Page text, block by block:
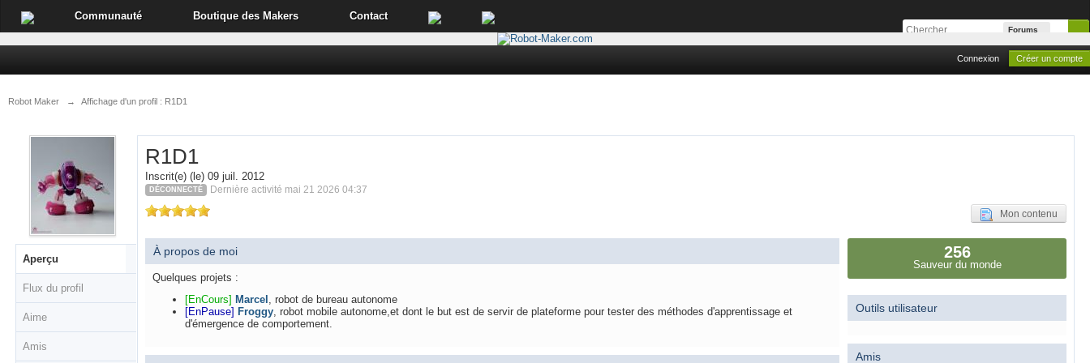
Communauté Boutique des Makers Contact
Forums
Connexion Créer un compte
Robot Maker → Affichage d'un profil : R1D1
Aperçu
Flux du profil
Aime
Amis
R1D1
Inscrit(e) (le) 09 juil. 2012
DÉCONNECTÉ Dernière activité mai 21 2026 04:37
Mon contenu
À propos de moi
Quelques projets :
[EnCours] Marcel , robot de bureau autonome
[EnPause] Froggy, robot mobile autonome,et dont le but est de servir de plateforme pour tester des méthodes d'apprentissage et
d'émergence de comportement.
256
Sauveur du monde
Outils utilisateur
Amis